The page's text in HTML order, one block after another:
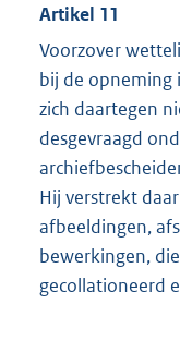
Artikel 11
Voorzover
bij de opneming
zich daartegen
desgevraagd
Hij verstrekt
afbeeldingen,
bewerkingen,
gecollationeerd